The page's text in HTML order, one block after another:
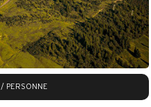
/ PERSONNE